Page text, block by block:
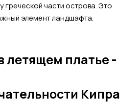
части острова. Это
элемент ландшафта.
летящем платье -
Кипра